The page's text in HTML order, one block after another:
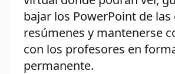
bajar los PowerPoint de las
resúmenes y mantenerse
con los profesores en
permanente.